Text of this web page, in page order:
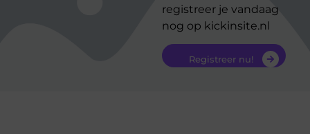
registreer je vandaag
nog op kickinsite.nl
Registreer nu!